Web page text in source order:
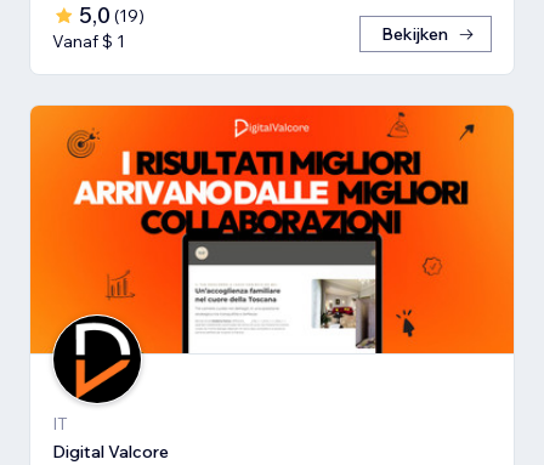
5,0 (19)
Vanaf $ 1
Bekijken
IT
Digital Valcore